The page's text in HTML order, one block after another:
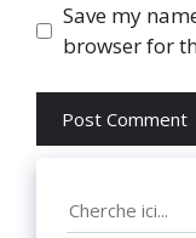
Save my
browser for
Search